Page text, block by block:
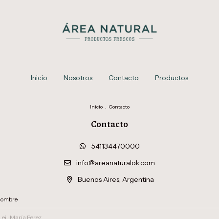
Inicio Nosotros Contacto Productos
Inicio . Contacto
Contacto
541134470000
info@areanaturalok.com
Buenos Aires, Argentina